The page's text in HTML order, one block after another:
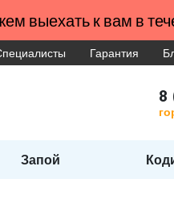
выехать к вам в
Гарантия
8
Запой